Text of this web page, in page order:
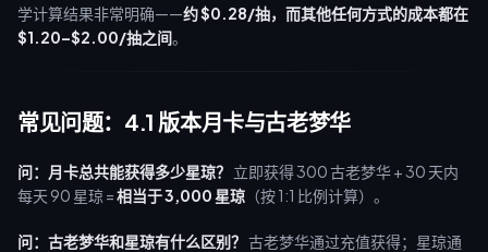
学计算结果非常明确——约 $0.28/抽，而其他任何方式的成本都在
$1.20–$2.00/抽之间。
常见问题：4.1 版本月卡与古老梦华
问：月卡总共能获得多少星琼？ 立即获得 300 古老梦华 + 30 天内
每天 90 星琼 =相当于 3,000 星琼 （按 1:1 比例计算）。
问：古老梦华和星琼有什么区别？ 古老梦华通过充值获得；星琼通